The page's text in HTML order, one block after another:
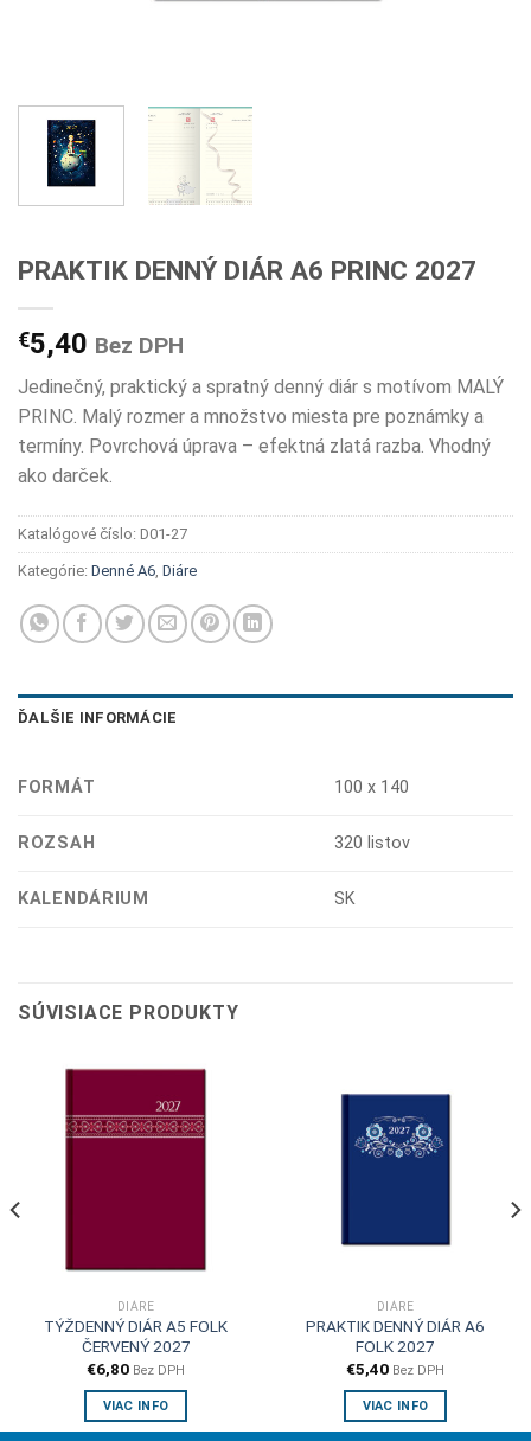
PRAKTIK DENNÝ DIÁR A6 PRINC 2027
€5,40 Bez DPH
Jedinečný, praktický a spratný denný diár s motívom MALÝ
PRINC. Malý rozmer a množstvo miesta pre poznámky a
termíny. Povrchová úprava – efektná zlatá razba. Vhodný
ako darček.
Katalógové číslo: D01-27
Kategórie: Denné A6 Diáre
ĎALŠIE INFORMÁCIE
FORMÁT 100 x 140
ROZSAH 320 listov
KALENDÁRIUM SK
SÚVISIACE PRODUKTY
DIÁRE
TÝŽDENNÝ DIÁR A5 FOLK
ČERVENÝ 2027
€6,80 Bez DPH
VIAC INFO
DIÁRE
PRAKTIK DENNÝ DIÁR A6
FOLK 2027
€5,40 Bez DPH
VIAC INFO